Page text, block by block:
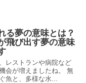
る夢の意味とは？
飛び出す夢の意味
レストランや病院など
会が増えましたね。 無
魚と、多様な水...